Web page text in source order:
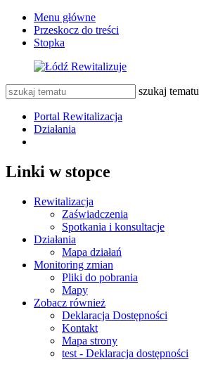
Menu główne
Przeskocz do treści
Stopka
szukaj tematu
Portal Rewitalizacja
Działania
Linki w stopce
Rewitalizacja
Zaświadczenia
Spotkania i konsultacje
Działania
Mapa działań
Monitoring zmian
Pliki do pobrania
Mapy
Zobacz również
Deklaracja Dostępności
Kontakt
Mapa strony
test - Deklaracja dostępności